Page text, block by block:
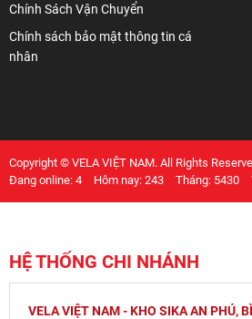
Chính Sách Vận Chuyển
Chính sách bảo mật thông tin cá
nhân
Copyright © VELA VIỆT NAM. All Rights
Đang online: 4
Hôm nay: 243 Tháng: 5430
HỆ THỐNG CHI NHÁNH
VELA VIỆT NAM - KHO SIKA AN PHÚ,